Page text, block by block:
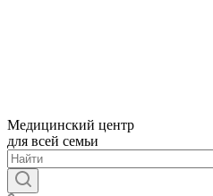
Медицинский центр
для всей семьи